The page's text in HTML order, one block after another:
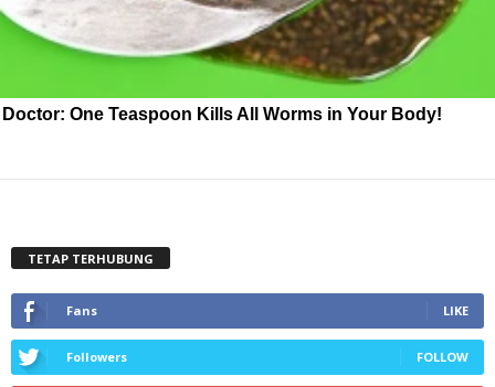
Doctor: One Teaspoon Kills All Worms in Your Body!
TETAP TERHUBUNG
Fans LIKE
Followers FOLLOW